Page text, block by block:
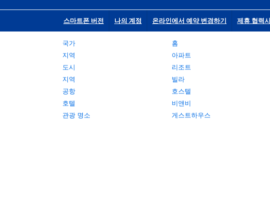
스마트폰 버전 나의 계정 온라인에서 예약 변경하기 제휴 협력
국가
지역
도시
지역
공항
호텔
관광 명소
홈
아파트
리조트
빌라
호스텔
비앤비
게스트하우스